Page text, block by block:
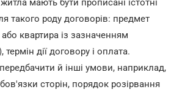
мають бути прописані істотні
такого роду договорів: предмет
квартира із зазначенням
термін дії договору і оплата.
й інші умови, наприклад,
сторін, порядок розірвання